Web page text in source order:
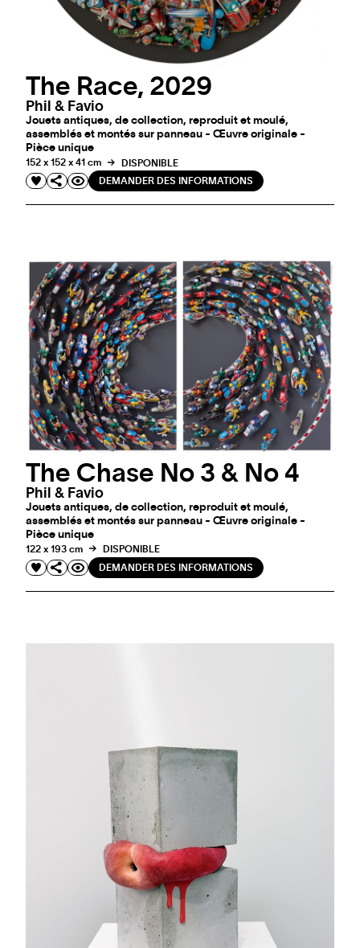
The Race, 2029
Phil & Favio
Jouets antiques, de collection, reproduit et moulé,
assemblés et montés sur panneau - Œuvre originale -
Pièce unique
152 x 152 x 41 cm
DISPONIBLE
DEMANDER DES INFORMATIONS
The Chase No 3 & No 4
Phil & Favio
Jouets antiques, de collection, reproduit et moulé,
assemblés et montés sur panneau - Œuvre originale -
Pièce unique
122 x 193 cm
DISPONIBLE
DEMANDER DES INFORMATIONS